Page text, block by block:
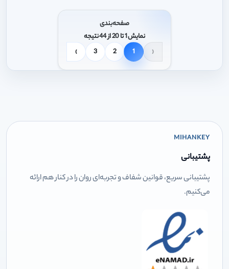
صفحه‌بندی
نمایش 1 تا 20 از 44 نتیجه
‹
1
2
3
›
MIHANKEY
پشتیبانی
پشتیبانی سریع، قوانین شفاف و تجربه‌ای روان را در کنار هم ارائه
می‌کنیم.